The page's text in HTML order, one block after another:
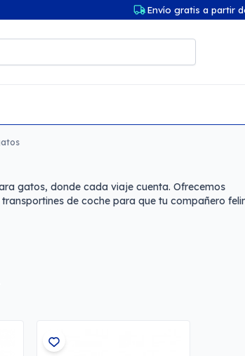
Envío gratis a partir
gatos, donde cada viaje cuenta. Ofrecemos
de coche para que tu compañero